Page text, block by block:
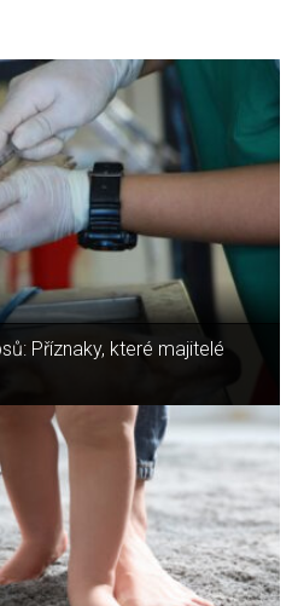
Příznaky, které majitelé